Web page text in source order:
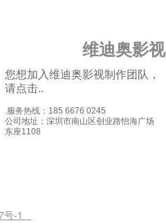
维迪奥影视
您想加入维迪奥影视制作团队，
请点击..
.服务热线：185 6676 0245
公司地址：深圳市南山区创业路怡海广场
东座1108
号-1